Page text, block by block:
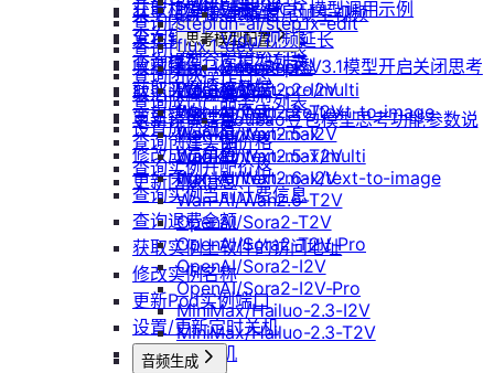
获取机型族列表
查询软件端口映射列表
查询模型仓库模型列表
获取实例监控数据
变更实例计费方式
查询创建实例价格
查询实例升配价格
查询实例当前计费信息
查询退费金额
获取实例上软件的访问地址
修改实例名称
更新Pod实例端口
设置/更新定时关机
取消定时关机
共享/取消共享镜像
发布镜像到社区
收藏镜像
取消收藏镜像
更新镜像信息
查询团队邀请记录
查询已加入的团队列表
查询团队操作日志
查询成员产品类型列表
设置成员额度
修改成员角色
更新团队信息
DeepSeek-OCR 模型调用示例
思考模型配置
DeepSeek V3.1模型开启关闭思考
说明
Doubao豆包模型思考功能参数说
明
stepfun-ai/step1x-edit
flux.1-dev
flux-kontext-pro
flux-kontext-pro/multi
flux-kontext-pro/text-to-image
flux-kontext-max
flux-kontext-max/multi
flux-kontext-max/text-to-image
Vidu/首尾帧生视频
Vidu/视频延长
Vidu/对口型
Wan-AI/Wan2.2-I2V
Wan-AI/Wan2.2-T2V
Wan-AI/Wan2.5-I2V
Wan-AI/Wan2.5-T2V
Wan-AI/Wan2.6-I2V
Wan-AI/Wan2.6-T2V
OpenAI/Sora2-T2V
OpenAI/Sora2-T2V-Pro
OpenAI/Sora2-I2V
OpenAI/Sora2-I2V-Pro
MiniMax/Hailuo-2.3-I2V
MiniMax/Hailuo-2.3-T2V
音频生成